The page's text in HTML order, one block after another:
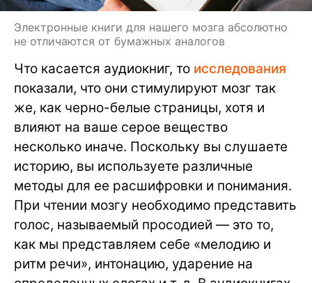
Электронные книги для нашего мозга абсолютно
не отличаются от бумажных аналогов
Что касается аудиокниг, то исследования
показали, что они стимулируют мозг так
же, как черно-белые страницы, хотя и
влияют на ваше серое вещество
несколько иначе. Поскольку вы слушаете
историю, вы используете различные
методы для ее расшифровки и понимания.
При чтении мозгу необходимо представить
голос, называемый просодией — это то,
как мы представляем себе «мелодию и
ритм речи», интонацию, ударение на